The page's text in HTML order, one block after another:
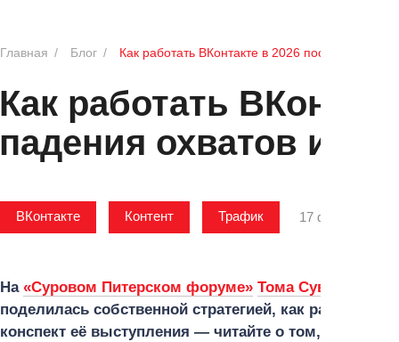
Главная / Блог / Как работать ВКонтакте в 2026 после падения
Как работать
падения охватов и
ВКонтакте Контент Трафик 17 февраля
На «Суровом Питерском форуме» Тома Суворова
поделилась собственной стратегией, как работать
конспект её выступления — читайте о том, как